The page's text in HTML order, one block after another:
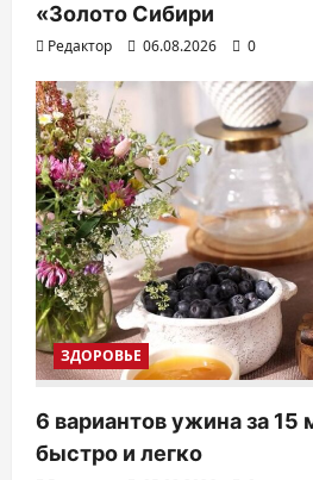
«Золото Сибири
Редактор 06.08.2026 0
ЗДОРОВЬЕ
6 вариантов ужина за 15
быстро и легко